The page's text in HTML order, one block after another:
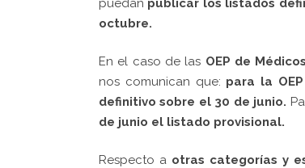
octubre.
En el caso de las OEP de
nos comunican que: para la
definitivo sobre el 30 de junio.
de junio el listado provisional.
Respecto a otras categorías y